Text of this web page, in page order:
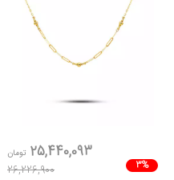
3%
25,440,093 تومان
26,226,900